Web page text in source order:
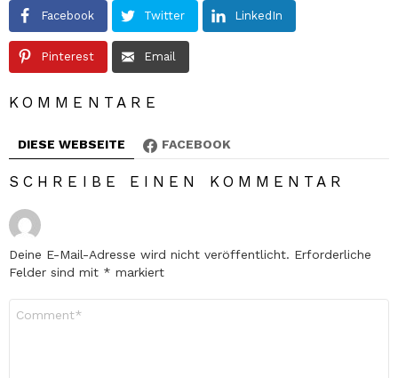
Facebook Twitter LinkedIn
Pinterest Email
KOMMENTARE
DIESE WEBSEITE FACEBOOK
SCHREIBE EINEN KOMMENTAR
Deine E-Mail-Adresse wird nicht veröffentlicht. Erforderliche
Felder sind mit * markiert